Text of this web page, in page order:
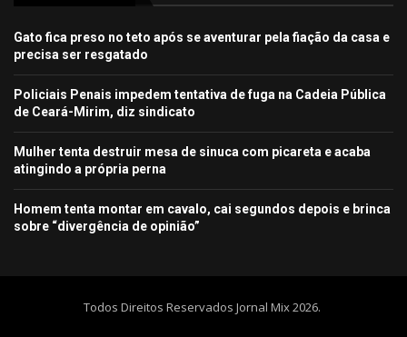
Gato fica preso no teto após se aventurar pela fiação da casa e
precisa ser resgatado
Policiais Penais impedem tentativa de fuga na Cadeia Pública
de Ceará-Mirim, diz sindicato
Mulher tenta destruir mesa de sinuca com picareta e acaba
atingindo a própria perna
Homem tenta montar em cavalo, cai segundos depois e brinca
sobre “divergência de opinião”
Todos Direitos Reservados Jornal Mix 2026.